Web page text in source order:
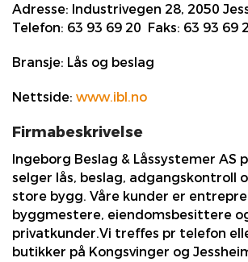
Adresse: Industrivegen 28, 2050
Telefon: 63 93 69 20 Faks: 63 93 69
Bransje: Lås og beslag
Nettside: www.ibl.no
Firmabeskrivelse
Ingeborg Beslag & Låssystemer AS
selger lås, beslag, adgangskontroll
store bygg. Våre kunder er
byggmestere, eiendomsbesittere
privatkunder.Vi treffes pr telefon
butikker på Kongsvinger og